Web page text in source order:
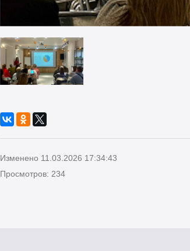
Изменено 11.03.2026 17:34:43
Просмотров: 234